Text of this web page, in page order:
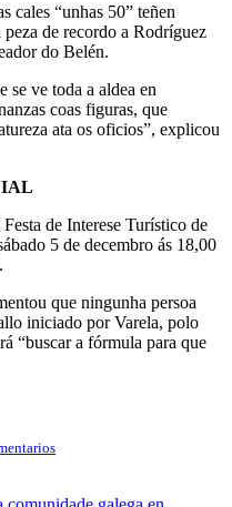
cales “unhas 50” teñen
peza de recordo a Rodríguez
do Belén.
se ve toda a aldea en
coas figuras, que
ata os oficios”, explicou
de Interese Turístico de
5 de decembro ás 18,00
que ningunha persoa
iniciado por Varela, polo
“buscar a fórmula para que